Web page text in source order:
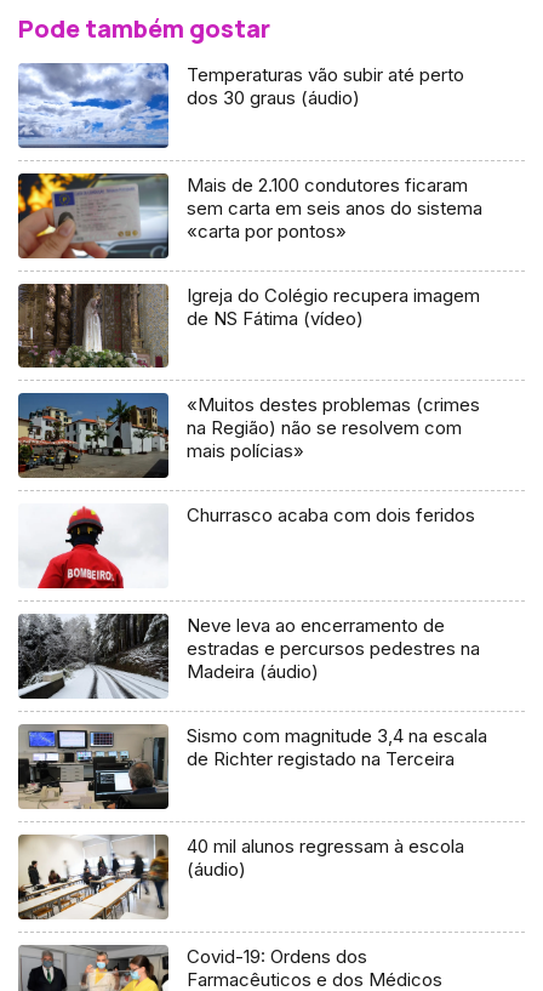
Pode também gostar
Temperaturas vão subir até perto
dos 30 graus (áudio)
Mais de 2.100 condutores ficaram
sem carta em seis anos do sistema
«carta por pontos»
Igreja do Colégio recupera imagem
de NS Fátima (vídeo)
«Muitos destes problemas (crimes
na Região) não se resolvem com
mais polícias»
Churrasco acaba com dois feridos
Neve leva ao encerramento de
estradas e percursos pedestres na
Madeira (áudio)
Sismo com magnitude 3,4 na escala
de Richter registado na Terceira
40 mil alunos regressam à escola
(áudio)
Covid-19: Ordens dos
Farmacêuticos e dos Médicos